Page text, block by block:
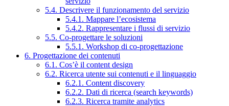
5.4. Descrivere il funzionamento del servizio
5.4.1. Mappare l’ecosistema
5.4.2. Rappresentare i flussi di servizio
5.5. Co-progettare le soluzioni
5.5.1. Workshop di co-progettazione
6. Progettazione dei contenuti
6.1. Cos’è il content design
6.2. Ricerca utente sui contenuti e il linguaggio
6.2.1. Content discovery
6.2.2. Dati di ricerca (search keywords)
6.2.3. Ricerca tramite analytics